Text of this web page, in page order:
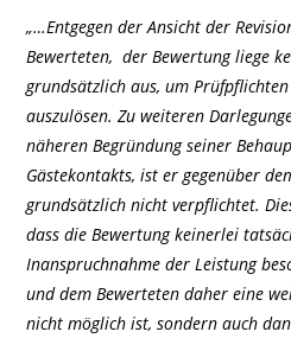
„…Entgegen der Ansicht der
Bewerteten, der Bewertung liege
grundsätzlich aus, um
auszulösen. Zu weiteren
näheren Begründung seiner
Gästekontakts, ist er gegenüber
grundsätzlich nicht verpflichtet.
dass die Bewertung keinerlei
Inanspruchnahme der Leistung
und dem Bewerteten daher eine
nicht möglich ist, sondern auch